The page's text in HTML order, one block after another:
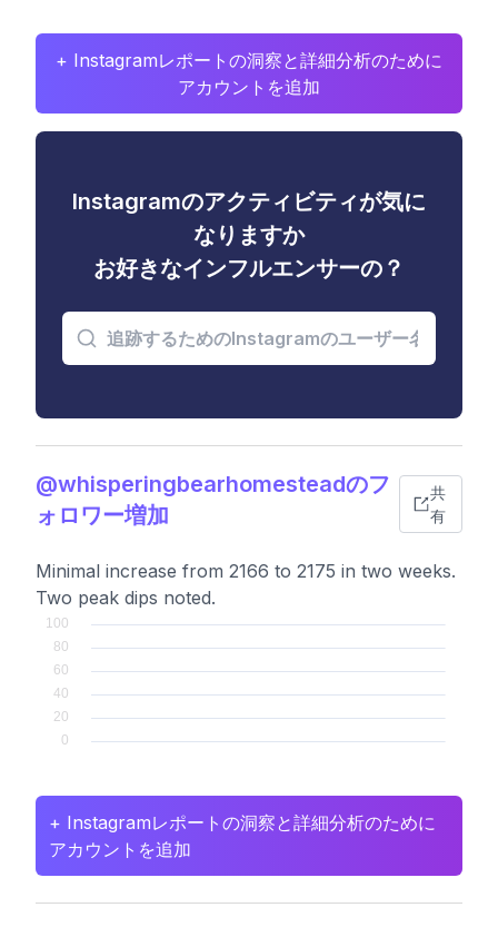
+ Instagramレポートの洞察と詳細分析のために
アカウントを追加
Instagramのアクティビティが気に
なりますか
お好きなインフルエンサーの？
@whisperingbearhomesteadのフ
ォロワー増加
共
有
Minimal increase from 2166 to 2175 in two weeks.
Two peak dips noted.
+ Instagramレポートの洞察と詳細分析のために
アカウントを追加